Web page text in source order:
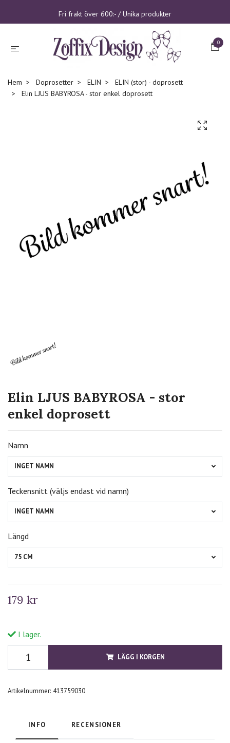
Fri frakt över 600:- / Unika produkter
0
Hem Doprosetter ELIN
ELIN (stor) - doprosett
Elin LJUS BABYROSA - stor enkel doprosett
Elin LJUS BABYROSA - stor
enkel doprosett
Namn
INGET NAMN
Teckensnitt (väljs endast vid namn)
INGET NAMN
Längd
75 CM
179 kr
I lager.
LÄGG I KORGEN
Artikelnummer: 413759030
INFO RECENSIONER